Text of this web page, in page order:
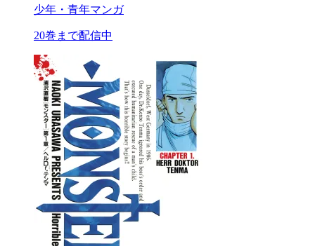
少年・青年マンガ
20巻まで配信中